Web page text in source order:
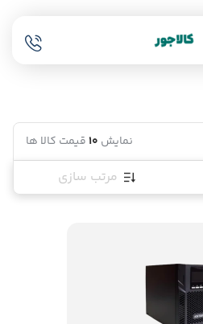
نمایش 10قیمت کالا ها
مرتب سازی